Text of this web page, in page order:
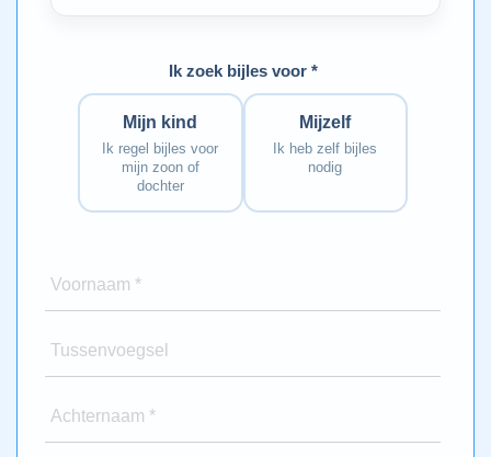
Ik zoek bijles voor *
Mijn kind
Ik regel bijles voor
mijn zoon of
dochter
Mijzelf
Ik heb zelf bijles
nodig
Voornaam *
Tussenvoegsel
Achternaam *